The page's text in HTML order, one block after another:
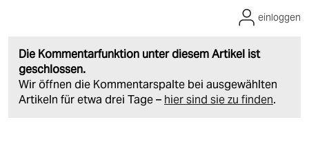
Die Kommentarfunktion unter diesem Artikel ist
geschlossen.
Wir öffnen die Kommentarspalte bei ausgewählten
Artikeln für etwa drei Tage – hier sind sie zu finden.
einloggen